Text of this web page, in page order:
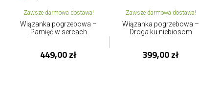
Zawsze darmowa dostawa!
Wiązanka pogrzebowa –
Pamięć w sercach
449,00 zł
Zawsze darmowa dostawa!
Wiązanka pogrzebowa –
Droga ku niebiosom
399,00 zł